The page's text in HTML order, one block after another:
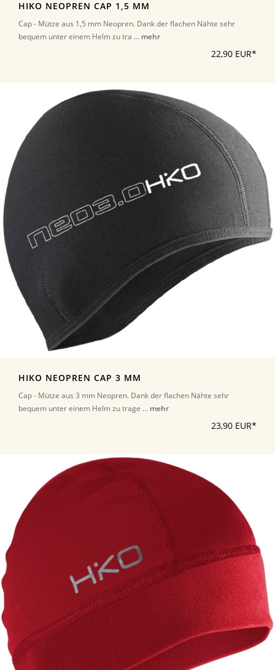
HIKO NEOPREN CAP 1,5 MM
Cap - Mütze aus 1,5 mm Neopren. Dank der flachen Nähte sehr
bequem unter einem Helm zu tra ... mehr
22,90 EUR*
HIKO NEOPREN CAP 3 MM
Cap - Mütze aus 3 mm Neopren. Dank der flachen Nähte sehr
bequem unter einem Helm zu trage ... mehr
23,90 EUR*